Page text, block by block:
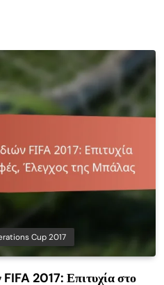
Cup 2017
2017: Επιτυχία στο